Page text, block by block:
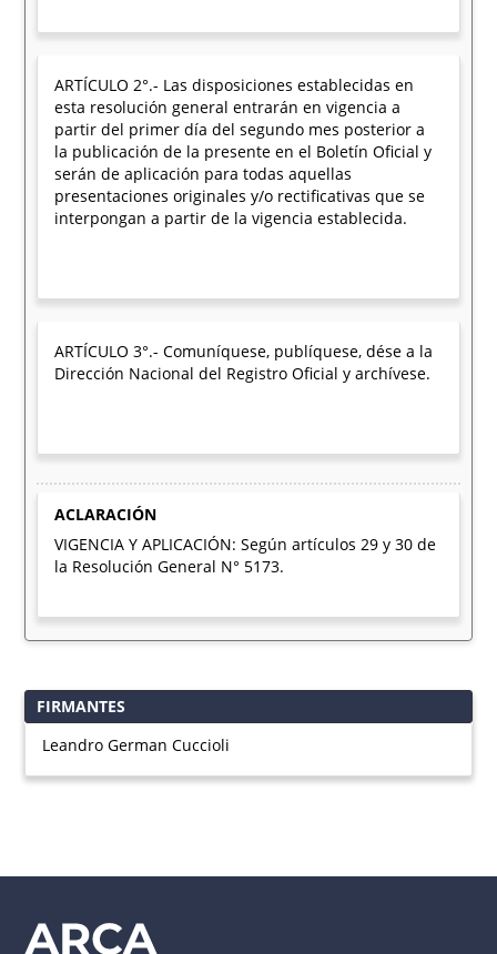
ARTÍCULO 2°.- Las disposiciones establecidas en
esta resolución general entrarán en vigencia a
partir del primer día del segundo mes posterior a
la publicación de la presente en el Boletín Oficial y
serán de aplicación para todas aquellas
presentaciones originales y/o rectificativas que se
interpongan a partir de la vigencia establecida.
ARTÍCULO 3°.- Comuníquese, publíquese, dése a la
Dirección Nacional del Registro Oficial y archívese.
ACLARACIÓN
VIGENCIA Y APLICACIÓN: Según artículos 29 y 30 de
la Resolución General N° 5173.
FIRMANTES
Leandro German Cuccioli